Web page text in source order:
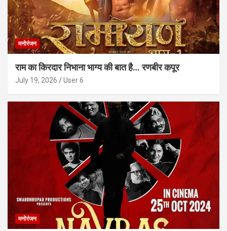
मनोरंजन
राम का किरदार निभाना भाग्य की बात है… रणबीर कपूर
July 19, 2026 User 6
मनोरंजन